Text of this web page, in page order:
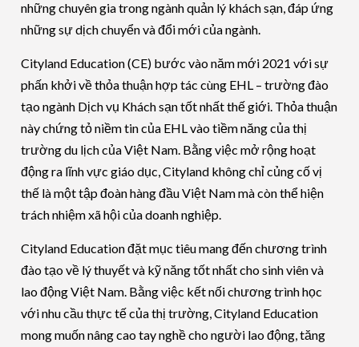
những chuyên gia trong ngành quản lý khách sạn, đáp ứng
những sự dịch chuyển và đổi mới của ngành.
Cityland Education (CE) bước vào năm mới 2021 với sự
phấn khởi về thỏa thuận hợp tác cùng EHL – trường đào
tạo ngành Dịch vụ Khách sạn tốt nhất thế giới. Thỏa thuận
này chứng tỏ niềm tin của EHL vào tiềm năng của thị
trường du lịch của Việt Nam. Bằng việc mở rộng hoạt
động ra lĩnh vực giáo dục, Cityland không chỉ củng cố vị
thế là một tập đoàn hàng đầu Việt Nam mà còn thể hiện
trách nhiệm xã hội của doanh nghiệp.
Cityland Education đặt mục tiêu mang đến chương trình
đào tạo về lý thuyết và kỹ năng tốt nhất cho sinh viên và
lao động Việt Nam. Bằng việc kết nối chương trình học
với nhu cầu thực tế của thị trường, Cityland Education
mong muốn nâng cao tay nghề cho người lao động, tăng